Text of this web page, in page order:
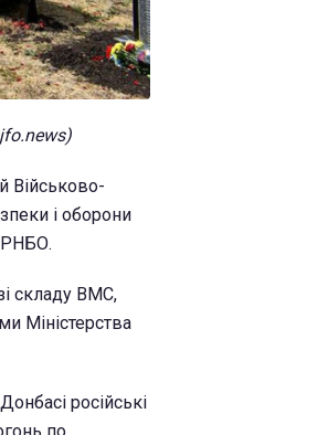
Військово-
і оборони
РНБО.
складу ВМС,
Міністерства
російські